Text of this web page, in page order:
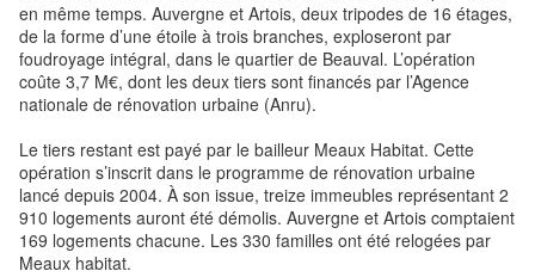
en même temps. Auvergne et Artois, deux tripodes de 16 étages,
de la forme d’une étoile à trois branches, exploseront par
foudroyage intégral, dans le quartier de Beauval. L’opération
coûte 3,7 M€, dont les deux tiers sont financés par l’Agence
nationale de rénovation urbaine (Anru).
Le tiers restant est payé par le bailleur Meaux Habitat. Cette
opération s’inscrit dans le programme de rénovation urbaine
lancé depuis 2004. À son issue, treize immeubles représentant 2
910 logements auront été démolis. Auvergne et Artois comptaient
169 logements chacune. Les 330 familles ont été relogées par
Meaux habitat.